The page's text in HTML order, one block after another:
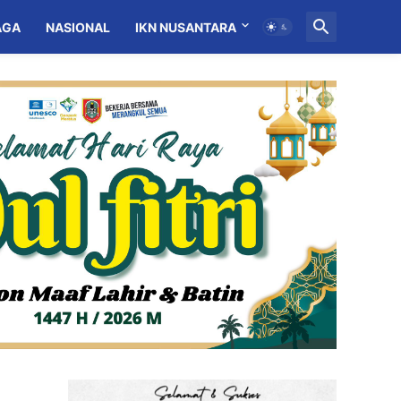
NASIONAL IKN NUSANTARA MITRA